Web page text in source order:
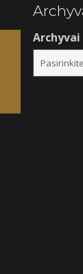
Archyvai